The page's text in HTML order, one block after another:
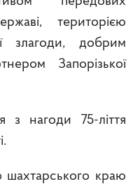
територією
злагоди, добрим
Запорізької
з нагоди 75-ліття
шахтарського краю